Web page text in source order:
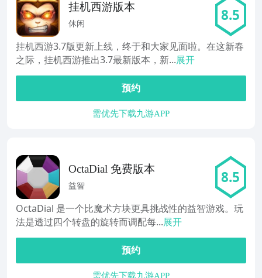
挂机西游版本
休闲 8.5
挂机西游3.7版更新上线，终于和大家见面啦。在这新春
之际，挂机西游推出3.7最新版本，新...展开
预约
需优先下载九游APP
OctaDial 免费版本
益智 8.5
OctaDial 是一个比魔术方块更具挑战性的益智游戏。玩
法是透过四个转盘的旋转而调配每...展开
预约
需优先下载九游APP